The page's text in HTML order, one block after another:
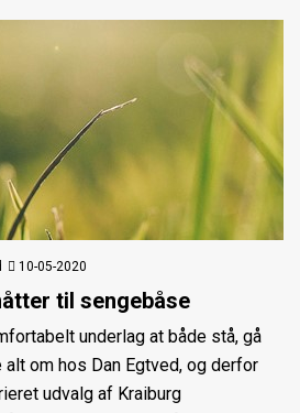
10-05-2020
til sengebåse
underlag at både stå, gå
om hos Dan Egtved, og derfor
udvalg af Kraiburg